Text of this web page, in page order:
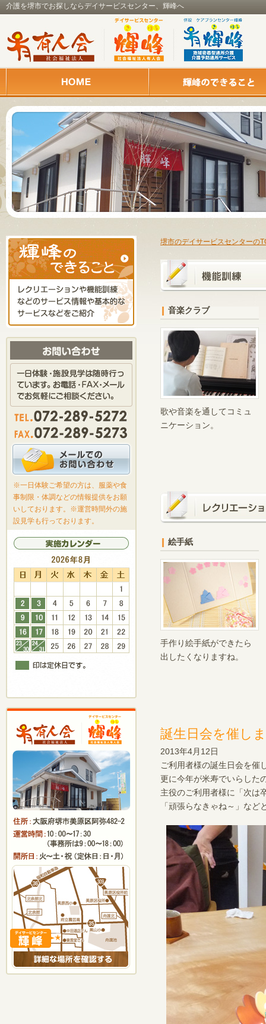
介護を堺市でお探しならデイサービスセンター、輝峰へ
※一日体験ご希望の方は、服薬や食
事制限・体調などの情報提供をお願
いしております。※運営時間外の施
設見学も行っております。
堺市のデイサービスセンターの
音楽クラブ
歌や音楽を通してコミュ
ニケーション。
絵手紙
手作り絵手紙ができたら
出したくなりますね。
誕生日会を催し
2013年4月12日
ご利用者様の誕生日会を催
更に今年が米寿でいらした
主役のご利用者様に「次は
「頑張らなきゃね～」な